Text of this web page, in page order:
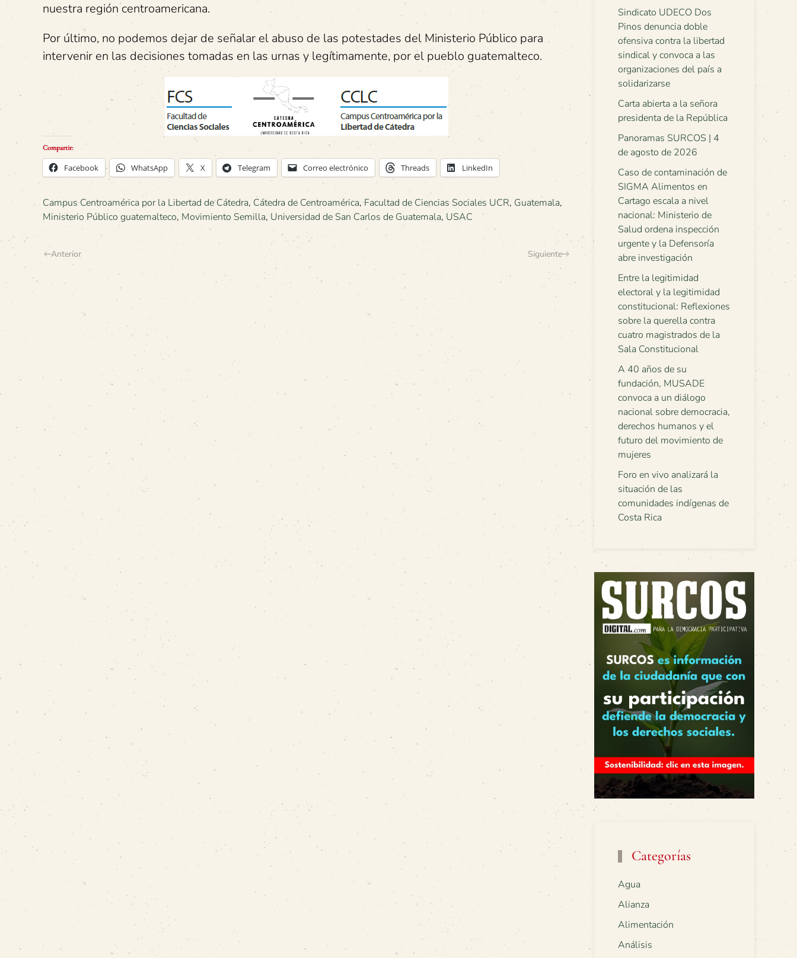
nuestra región centroamericana.
Por último, no podemos dejar de señalar el abuso de las potestades del Ministerio Público para
intervenir en las decisiones tomadas en las urnas y legítimamente, por el pueblo guatemalteco.
Compartir:
Facebook WhatsApp X Telegram Correo electrónico Threads LinkedIn
Campus Centroamérica por la Libertad de Cátedra, Cátedra de Centroamérica,Facultad de Ciencias Sociales UCR, Guatemala,
Ministerio Público guatemalteco, Movimiento Semilla, Universidad de San Carlos de Guatemala, USAC
Anterior Siguiente
Sindicato UDECO Dos
Pinos denuncia doble
ofensiva contra la libertad
sindical y convoca a las
organizaciones del país a
solidarizarse
Carta abierta a la señora
presidenta de la República
Panoramas SURCOS | 4
de agosto de 2026
Caso de contaminación de
SIGMA Alimentos en
Cartago escala a nivel
nacional: Ministerio de
Salud ordena inspección
urgente y la Defensoría
abre investigación
Entre la legitimidad
electoral y la legitimidad
constitucional: Reflexiones
sobre la querella contra
cuatro magistrados de la
Sala Constitucional
A 40 años de su
fundación, MUSADE
convoca a un diálogo
nacional sobre democracia,
derechos humanos y el
futuro del movimiento de
mujeres
Foro en vivo analizará la
situación de las
comunidades indígenas de
Costa Rica
Categorías
Agua
Alianza
Alimentación
Análisis